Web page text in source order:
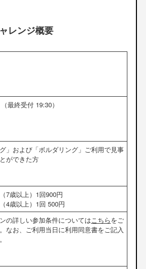
レンジ概要
最終受付 19:30）
」および「ボルダリング」ご利用で見事
ができた方
7歳以上）1回900円
4歳以上）1回 500円
の詳しい参加条件についてはこちらをご
なお、ご利用当日に利用同意書をご記入